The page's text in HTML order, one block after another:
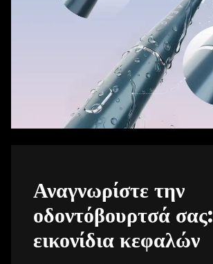
Αναγνωρίστε την
οδοντόβουρτσά σας:
εικονίδια κεφαλών